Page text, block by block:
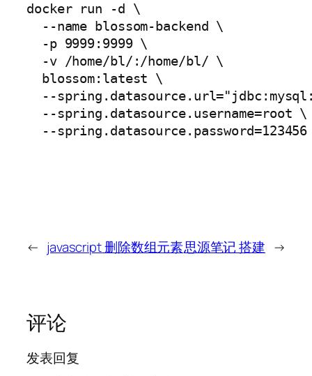
docker run -d \
  --name blossom-backend \
  -p 9999:9999 \
  -v /home/bl/:/home/bl/ \
  blossom:latest \
--
  --spring.datasource.username=root \
  --spring.datasource.password=123456
← javascript 删除数组元素思源笔记 搭建 →
评论
发表回复